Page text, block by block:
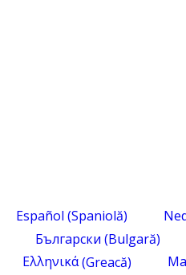
Español (Spaniolă)
Български (Bulgară)
Ελληνικά(Greacă)